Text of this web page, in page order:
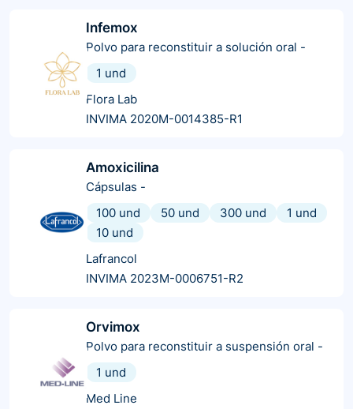
Infemox
Polvo para reconstituir a solución oral -
1 und
Flora Lab
INVIMA 2020M-0014385-R1
Amoxicilina
Cápsulas -
100 und
50 und 300 und
1 und
10 und
Lafrancol
INVIMA 2023M-0006751-R2
Orvimox
Polvo para reconstituir a suspensión oral -
1 und
Med Line